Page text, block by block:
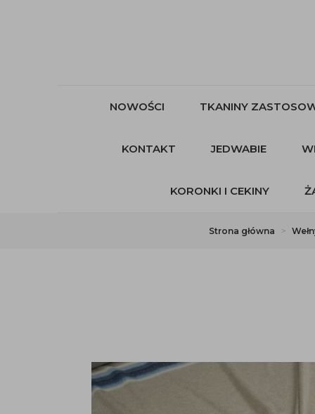
NOWOŚCI TKANINY
KONTAKT JEDWABIE
KORONKI I CEKINY
Strona główna